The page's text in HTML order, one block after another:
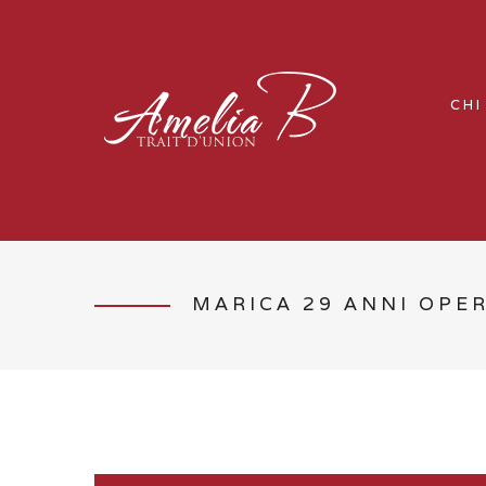
MARICA 29 ANNI